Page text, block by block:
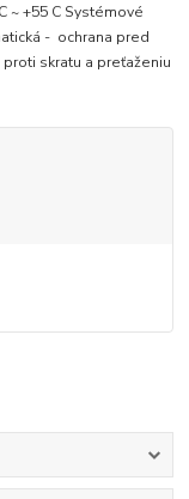
~ +55 C Systémové
- ochrana pred
skratu a preťaženiu